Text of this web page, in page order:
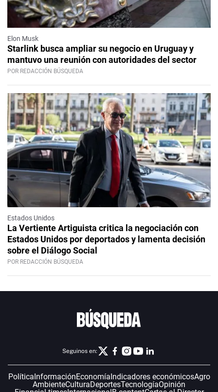
Elon Musk
Starlink busca ampliar su negocio en Uruguay y
mantuvo una reunión con autoridades del sector
POR REDACCIÓN BÚSQUEDA
Estados Unidos
La Vertiente Artiguista critica la negociación con
Estados Unidos por deportados y lamenta decisión
sobre el Diálogo Social
POR REDACCIÓN BÚSQUEDA
Seguinos en:
PolíticaInformaciónEconomíaIndicadores económicosAgro
AmbienteCulturaDeportesTecnologíaOpinión